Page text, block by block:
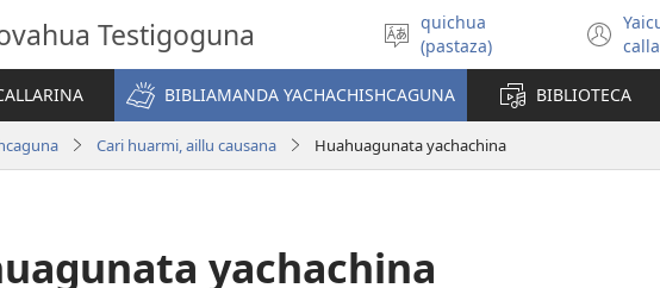
Testigoguna
Can
rimashca
shimita
anllana
quichua
(pastaza)
BIBLIAMANDA YACHACHISHCAGUNA BIBLIOTECA
Cari huarmi, aillu causana Huahuagunata yachachina
yachachina